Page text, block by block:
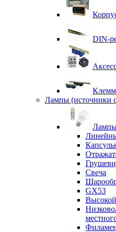
DIN-
Лампы (источники
Свеча
GX53